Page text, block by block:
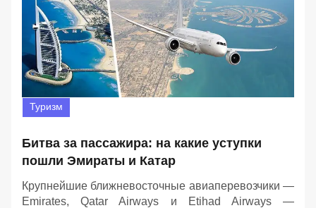
Туризм
Битва за пассажира: на какие уступки
пошли Эмираты и Катар
Крупнейшие ближневосточные авиаперевозчики —
Emirates, Qatar Airways и Etihad Airways —